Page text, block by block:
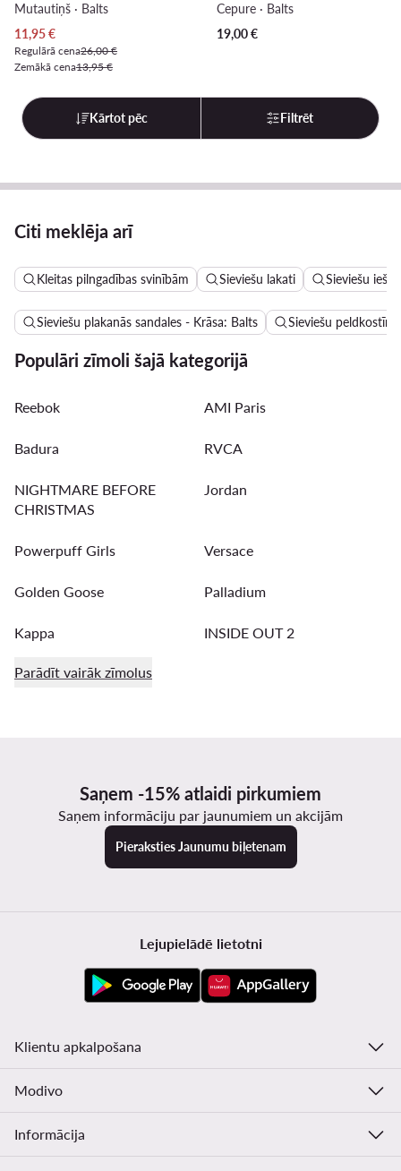
Mutautiņš · Balts
Pašreizējā cena
11,95€
Regulārā cena26,00 €
Zemākā cena13,95 €
Cepure · Balts
19,00€
Kārtot pēc Filtrēt
Citi meklēja arī
Kleitas pilngadības svinībām Sieviešu lakati Sieviešu
Sieviešu plakanās sandales - Krāsa: Balts Sieviešu peldkostīmi
Populāri zīmoli šajā kategorijā
Reebok AMI Paris
Badura RVCA
NIGHTMARE BEFORE
CHRISTMAS
Jordan
Powerpuff Girls Versace
Golden Goose Palladium
Kappa INSIDE OUT 2
Parādīt vairāk zīmolus
Saņem -15% atlaidi pirkumiem
Saņem informāciju par jaunumiem un akcijām
Pieraksties Jaunumu biļetenam
Lejupielādē lietotni
Klientu apkalpošana
Modivo
Informācija